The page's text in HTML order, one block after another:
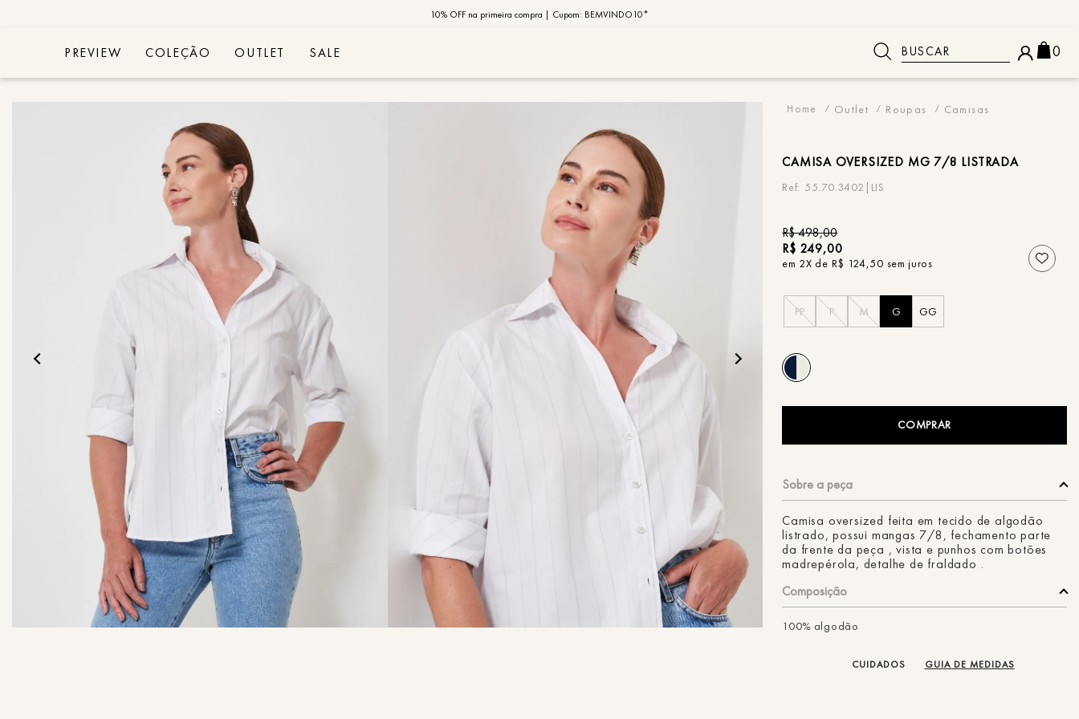
PIX MOB | 5%OFF - Seu look merece!
10% OFF na primeira compra | Cupom: BEMVINDO10*
MOB | Preview Índia
PREVIEW COLEÇÃO OUTLET SALE Buscar 0
Outlet Roupas Camisas
CAMISA OVERSIZED MG 7/8 LISTRADA
55.70.3402|LIS
R$498,00
R$ 249,00
em 2X de R$ 124,50 sem juros
PP P M G GG
COMPRAR
Camisa oversized feita em tecido de algodão
listrado, possui mangas 7/8, fechamento parte
da frente da peça , vista e punhos com botões
madrepérola, detalhe de fraldado .
Composição
100% algodão
CUIDADOS GUIA DE MEDIDAS
TERMOS MAIS BUSCADOS
2º
3 º
4
macacao
9 calça jeans